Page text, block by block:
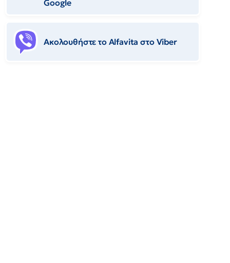
Google
Ακολουθήστε το Αlfavita στο Viber